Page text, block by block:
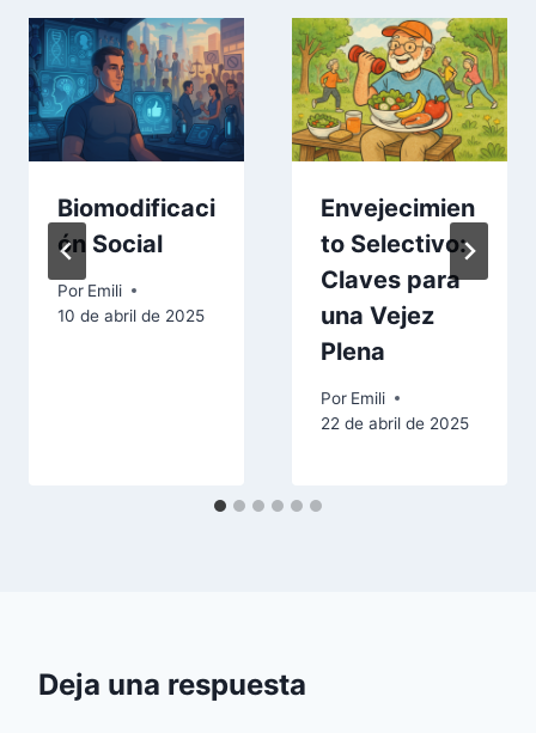
Biomodificaci
ón Social
Por Emili
10 de abril de 2025
Envejecimien
to Selectivo:
Claves para
una Vejez
Plena
Por Emili
22 de abril de 2025
Deja una respuesta